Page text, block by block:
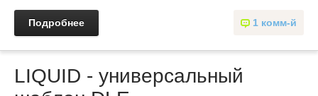
1 комм-й
Подробнее
LIQUID - универсальный